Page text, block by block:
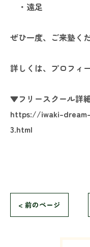
・遠足
ぜひ一度、ご来塾く
詳しくは、プロフィ
▼フリースクール詳
https://iwaki-
3.html
< 前のページ